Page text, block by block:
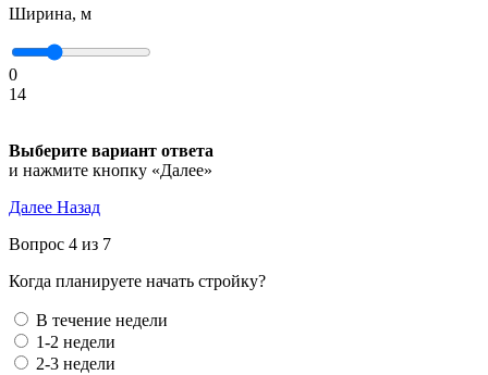
Ширина, м
0
14
Выберите вариант ответа
и нажмите кнопку «Далее»
Далее Назад
Вопрос 4 из 7
Когда планируете начать стройку?
В течение недели
1-2 недели
2-3 недели